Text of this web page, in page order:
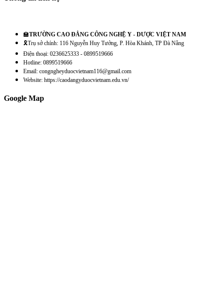
🏫TRƯỜNG CAO ĐẲNG CÔNG NGHỆ Y - DƯỢC VIỆT NAM
🎗️Trụ sở chính: 116 Nguyễn Huy Tưởng, P. Hòa Khánh, TP Đà Nẵng
Điện thoại: 0236625333 - 0899519666
Hotline: 0899519666
Email: congngheyduocvietnam116@gmail.com
Website: https://caodangyduocvietnam.edu.vn/
Google Map